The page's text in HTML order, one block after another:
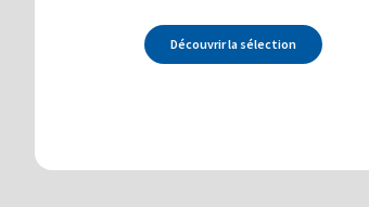
Découvrir la sélection